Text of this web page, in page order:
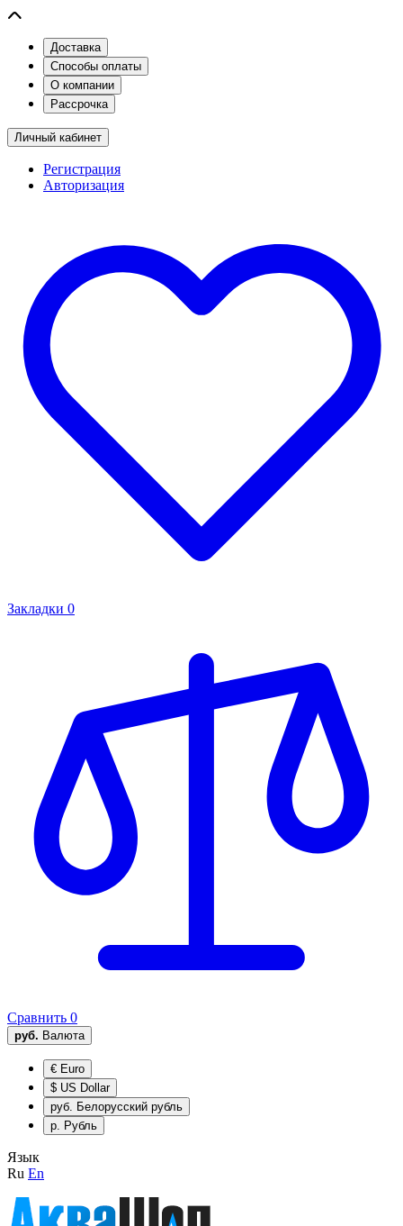
Доставка
Способы оплаты
О компании
Рассрочка
Личный кабинет
Регистрация
Авторизация
Закладки 0
Сравнить 0
руб. Валюта
€ Euro
$ US Dollar
руб. Белорусский рубль
р. Рубль
Язык
Ru En